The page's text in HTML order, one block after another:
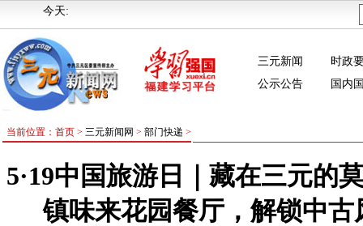
今天:
三元新闻
时政
公示公告
国内
当前位置：首页 > 三元新闻网 > 部门快递 >
5·19中国旅游日｜藏在三元的
镇味来花园餐厅，解锁中古